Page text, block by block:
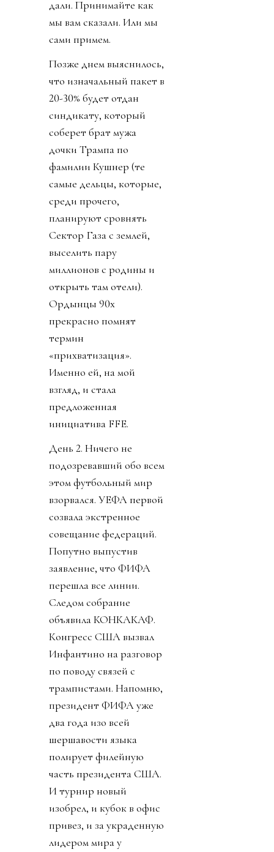
дали. Принимайте как
мы вам сказали. Или мы
сами примем.
Позже днем выяснилось,
что изначальный пакет в
20-30% будет отдан
синдикату, который
соберет брат мужа
дочки Трампа по
фамилии Кушнер (те
самые дельцы, которые,
среди прочего,
планируют сровнять
Сектор Газа с землей,
выселить пару
миллионов с родины и
открыть там отели).
Ордынцы 90х
прекрасно помнят
термин
«прихватизация».
Именно ей, на мой
взгляд, и стала
предложенная
инициатива FFE.
День 2. Ничего не
подозревавший обо всем
этом футбольный мир
взорвался. УЕФА первой
созвала экстренное
совещание федераций.
Попутно выпустив
заявление, что ФИФА
перешла все линии.
Следом собрание
объявила КОНКАКАФ.
Конгресс США вызвал
Инфантино на разговор
по поводу связей с
трампистами. Напомню,
президент ФИФА уже
два года изо всей
шершавости языка
полирует филейную
часть президента США.
И турнир новый
изобрел, и кубок в офис
привез, и за украденную
лидером мира у